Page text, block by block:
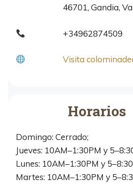
46701, Gandia,
+34962874509
Visita
Horarios
Domingo: Cerrado;
Jueves: 10AM–1:30PM y
Lunes: 10AM–1:30PM y
Martes: 10AM–1:30PM y